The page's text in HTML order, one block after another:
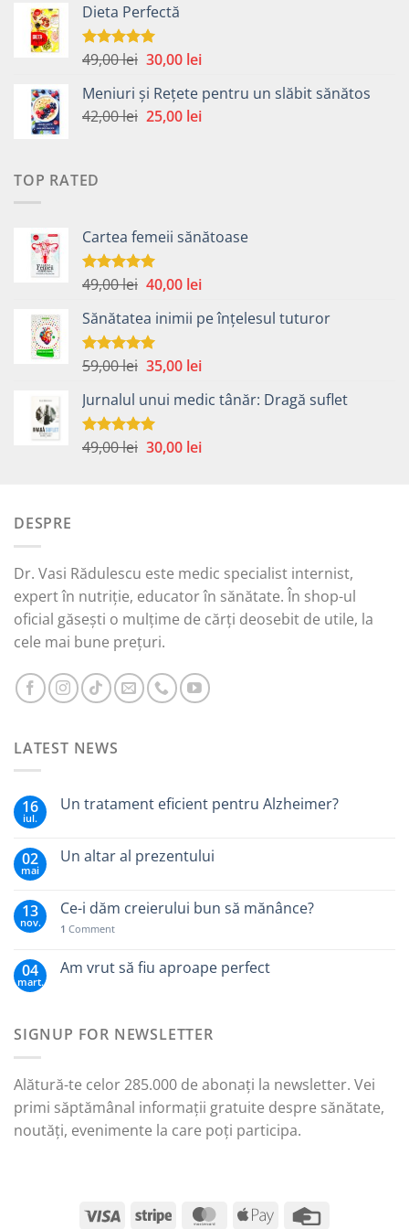
a
fost:
49,00 lei.
Dieta Perfectă
Evaluat la
49,00lei Prețul
a
fost:
30,00 leiPrețul
este:
30,00 lei.
Meniuri și Rețete pentru un slăbit sănătos
42,00lei Prețul
25,00 leiPrețul
TOP RATED
Cartea femeii sănătoase
Evaluat la
49,00lei Prețul
a
fost:
49,00 lei.
40,00 leiPrețul
este:
Sănătatea inimii pe înțelesul tuturor
Evaluat la
59,00lei Prețul
a
fost:
59,00 lei.
35,00 leiPrețul
este:
Jurnalul unui medic tânăr: Dragă suflet
Evaluat la
49,00lei Prețul
30,00 leiPrețul
DESPRE
Dr. Vasi Rădulescu este medic specialist internist,
expert în nutriție, educator în sănătate. În shop-ul
oficial găsești o mulțime de cărți deosebit de utile, la
cele mai bune prețuri.
LATEST NEWS
16
iul.
Un tratament eficient pentru Alzheimer?
02
mai
Un altar al prezentului
13
nov.
Ce-i dăm creierului bun să mănânce?
1 Comment
04
mart.
Am vrut să fiu aproape perfect
SIGNUP FOR NEWSLETTER
Alătură-te celor 285.000 de abonați la newsletter. Vei
primi săptămânal informații gratuite despre sănătate,
noutăți, evenimente la care poți participa.